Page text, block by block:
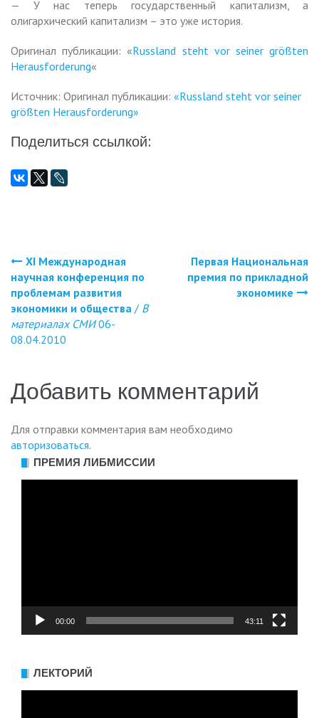
— У нас теперь государственный капитализм, а
олигархический капитализм – это уже история.
Оригинал публикации: «Russland steht vor seiner größten
Herausforderung«
Источник: Оригинал публикации: «Russland steht vor seiner
größten Herausforderung»
Поделиться ссылкой:
Навигация
по
записям
XI Международная
научная конференция по
проблемам развития
экономики и общества / В
материалах СМИ 06-
08.04.2010
Первая Национальная
премия по прикладной
экономике
Добавить комментарий
Для отправки комментария вам необходимо
авторизоваться.
ПРЕМИЯ ЛИБМИССИИ
00:00 43:11
ЛЕКТОРИЙ